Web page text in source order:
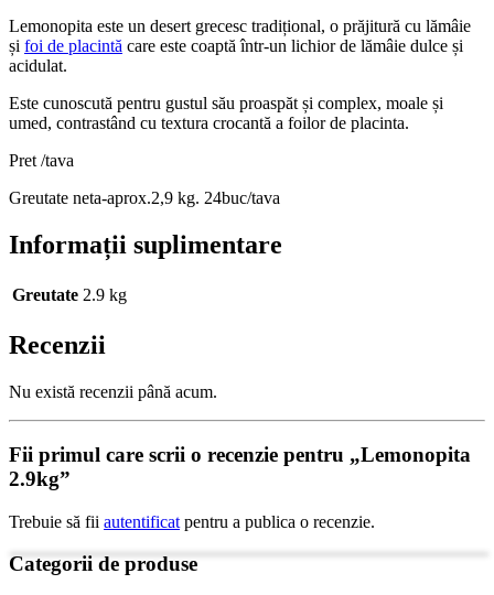
Lemonopita este un desert grecesc tradițional, o prăjitură cu lămâie
și foi de placintă care este coaptă într-un lichior de lămâie dulce și
acidulat.
Este cunoscută pentru gustul său proaspăt și complex, moale și
umed, contrastând cu textura crocantă a foilor de placinta.
Pret /tava
Greutate neta-aprox.2,9 kg. 24buc/tava
Informații suplimentare
Greutate 2.9 kg
Recenzii
Nu există recenzii până acum.
Fii primul care scrii o recenzie pentru „Lemonopita
2.9kg”
Trebuie să fii autentificat pentru a publica o recenzie.
Categorii de produse